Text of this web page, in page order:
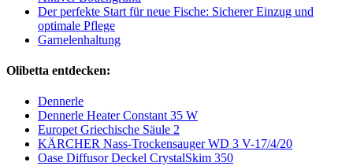
Der perfekte Start für neue Fische: Sicherer Einzug und
optimale Pflege
Garnelenhaltung
Olibetta entdecken:
Dennerle
Dennerle Heater Constant 35 W
Europet Griechische Säule 2
KÄRCHER Nass-Trockensauger WD 3 V-17/4/20
Oase Diffusor Deckel CrystalSkim 350